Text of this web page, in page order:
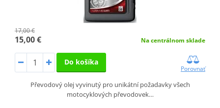
17,00 €
15,00 € Na centrálnom sklade
Do košíka
Porovnať
Převodový olej vyvinutý pro unikátní požadavky všech
motocyklových převodovek…